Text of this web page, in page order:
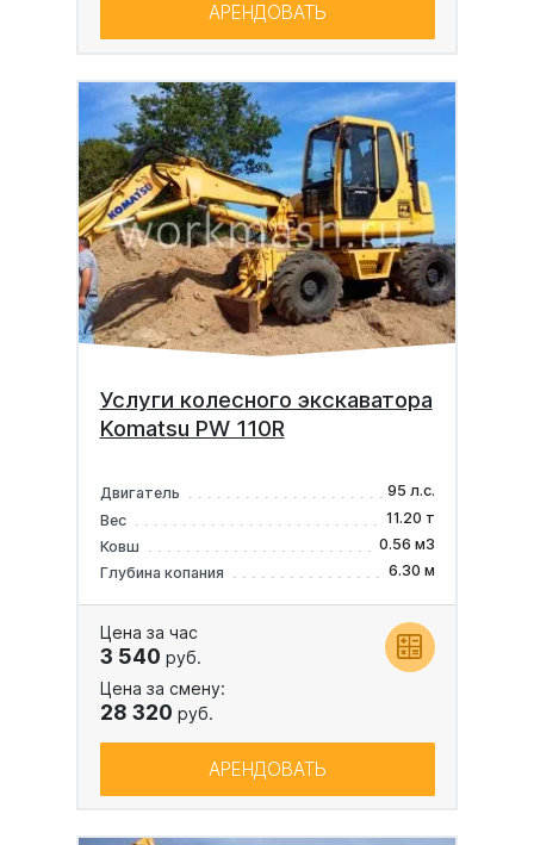
АРЕНДОВАТЬ
Услуги колесного экскаватора
Komatsu PW 110R
Двигатель
95 л.с.
Вес
11.20 т
Ковш
0.56 м3
Глубина копания
6.30 м
Цена за час
3 540 руб.
Цена за смену:
28 320 руб.
АРЕНДОВАТЬ